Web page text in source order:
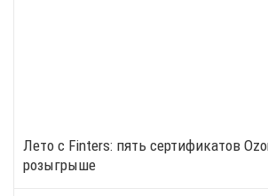
Лето с Finters: пять сертификатов
розыгрыше